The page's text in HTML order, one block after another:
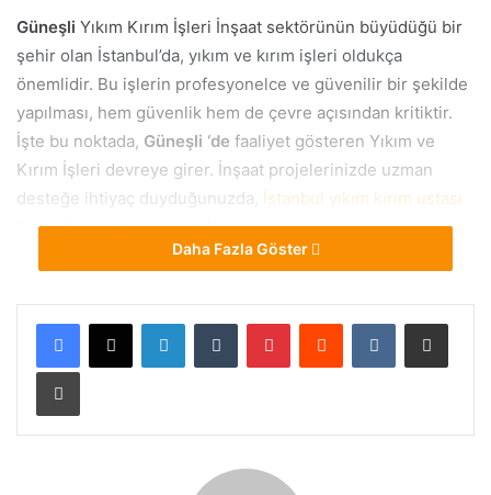
Güneşli Yıkım Kırım İşleri İnşaat sektörünün büyüdüğü bir
şehir olan İstanbul’da, yıkım ve kırım işleri oldukça
önemlidir. Bu işlerin profesyonelce ve güvenilir bir şekilde
yapılması, hem güvenlik hem de çevre açısından kritiktir.
İşte bu noktada, Güneşli ‘de faaliyet gösteren Yıkım ve
Kırım İşleri devreye girer. İnşaat projelerinizde uzman
desteğe ihtiyaç duyduğunuzda, İstanbul yıkım kırım ustası
hizmetimiz sizin yanınızda.
Neden Biz?
Tecrübe ve Uzmanlık:
gerçekleştirebiliriz. Uzman ekibimiz, işleri hassas bir
şekilde planlar ve uygular.
Daha Fazla Göster
LinkedInTumblr PinterestReddit VKontakteE-Posta ile paylaş
Yazdır